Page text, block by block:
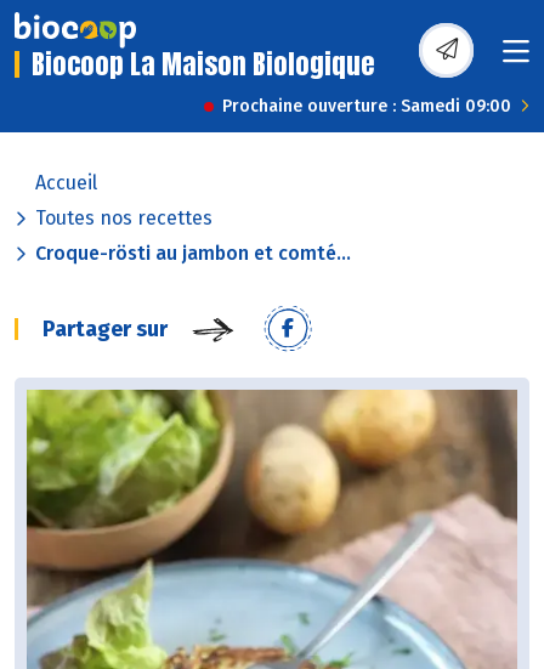
Biocoop La Maison Biologique
Prochaine ouverture : Samedi 09:00
Accueil
Toutes nos recettes
Croque-rösti au jambon et comté...
Partager sur